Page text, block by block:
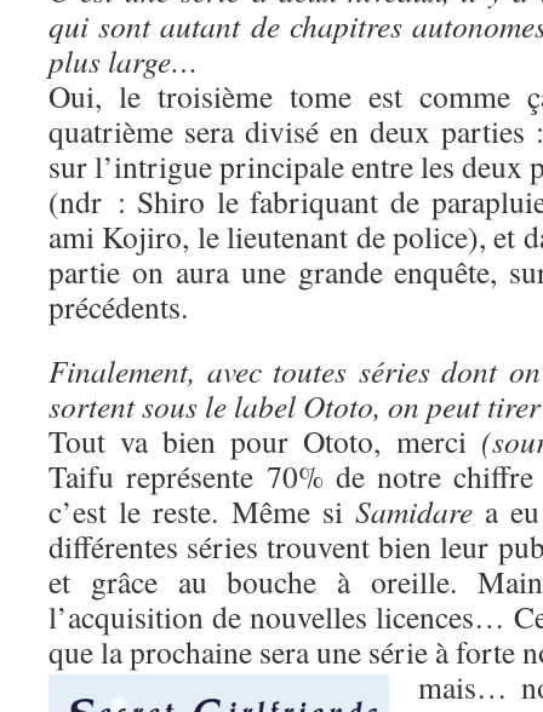
qui sont autant de chapitres
plus large…
Oui, le troisième tome est comme
quatrième sera divisé en deux parties
sur l’intrigue principale entre les deux
(ndr : Shiro le fabriquant de
ami Kojiro, le lieutenant de police), et
partie on aura une grande enquête,
précédents.
Finalement, avec toutes séries dont
sortent sous le label Ototo, on peut
Tout va bien pour Ototo, merci
Taifu représente 70% de notre chiffre
c’est le reste. Même si Samidarea eu
différentes séries trouvent bien leur
et grâce au bouche à oreille.
l’acquisition de nouvelles licences…
que la prochaine sera une série à forte
mais…